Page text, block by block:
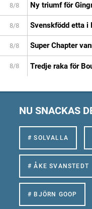
8/8 Ny triumf för
8/8 Svenskfödd etta i
8/8 Super Chapter
8/8 Tredje raka för
NU SNACKAS
# SOLVALLA
# ÅKE SVANSTEDT
# BJÖRN GOOP